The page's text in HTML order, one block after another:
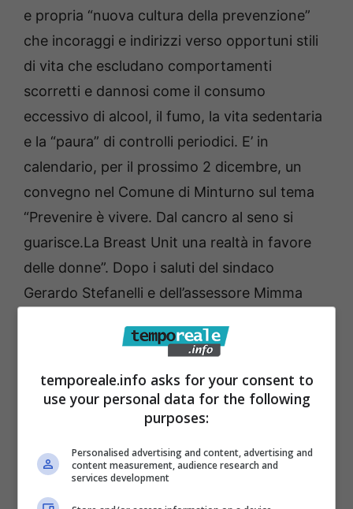
e propria “nuova cultura della prevenzione”
che incoraggi e indirizzi verso opportuni stili
di vita che escludano comportamenti
scorretti e dannosi come il consumo
eccessivo di alcool, il fumo, la vita sedentaria
e la “paura” di controlli periodici. E’ in
calendario, per il prossimo 2 dicembre, un
convegno nel Comune di Minturno sul tema
“Prevenire è vivere. Dal cancro al seno si
guarisce.La Breast Unit una realtà in favore
delle donne”. Dopo i saluti del sindaco
Gerardo Stefanelli e dell’assessore Mimma
Novaga, in rappresentaza della LILT di Latina,
Sudpontino, la dottoressa Francesca Cardillo,
primario di oncologia del Presidio Sud della
senologo, direttore clinico della Breast Unit
del “Santa Maria Goretti” di Latina
temporeale.info asks for your consent to
use your personal data for the following
purposes:
Personalised advertising and content, advertising and
content measurement, audience research and
services development